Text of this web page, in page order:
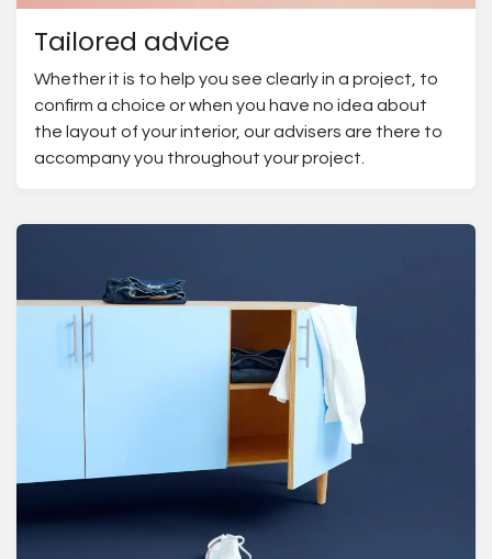
Tailored advice
Whether it is to help you see clearly in a project, to
confirm a choice or when you have no idea about
the layout of your interior, our advisers are there to
accompany you throughout your project.